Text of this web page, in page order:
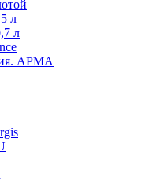
л
л
АРМА